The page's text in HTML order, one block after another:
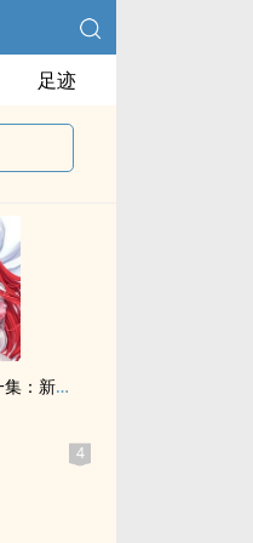
足迹
纯情主人俏女仆 第一集：新世纪女仆降临
4